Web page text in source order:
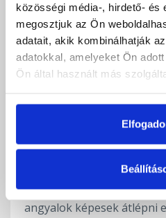
közösségi média-, hirdető- és
megosztjuk az Ön
adatait, akik kombinálhatják
adatokkal, amelyeket Ön
Ön által használt más
🔹Szinkronicitások
gyakran jeleznek
sugallatokkal, amelyek
másik valóságszint is hat
mikor érzel hirtelen
Ha valóban léteznek
angyalok képesek átlépni